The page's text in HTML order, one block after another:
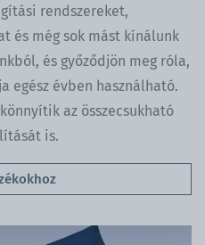
rendszereket,
és még sok mást kínálunk
és győződjön meg róla,
egész évben használható.
az összecsukható
is.